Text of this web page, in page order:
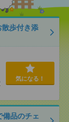
散歩付き添
気になる！
備品のチェ